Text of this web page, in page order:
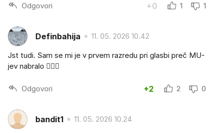
Odgovori +0 1 1
Definbahija 11. 05. 2026 10.42
Jst tudi. Sam se mi je v prvem razredu pri glasbi preč MU-
jev nabralo 🤷🏼‍♂️
Odgovori +2 2 0
bandit1 11. 05. 2026 10.24